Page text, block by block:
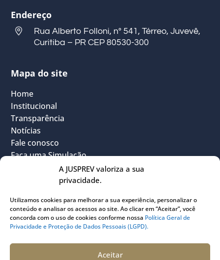
A JUSPREV valoriza a sua
privacidade.
Utilizamos cookies para melhorar a sua experiência, personalizar o
conteúdo e analisar os acessos ao site. Ao clicar em “Aceitar”, você
concorda com o uso de cookies conforme nossa Política Geral de
Privacidade e Proteção de Dados Pessoais (LGPD).
Aceitar
Endereço
Rua Alberto Folloni, nº 541, Térreo, Juvevê,
Curitiba – PR CEP 80530-300
Mapa do site
Home
Institucional
Transparência
Notícias
Fale conosco
Faça uma Simulação
Sou Participante
Sou Instituidora
Conheça o PLANJUS
Quem pode participar